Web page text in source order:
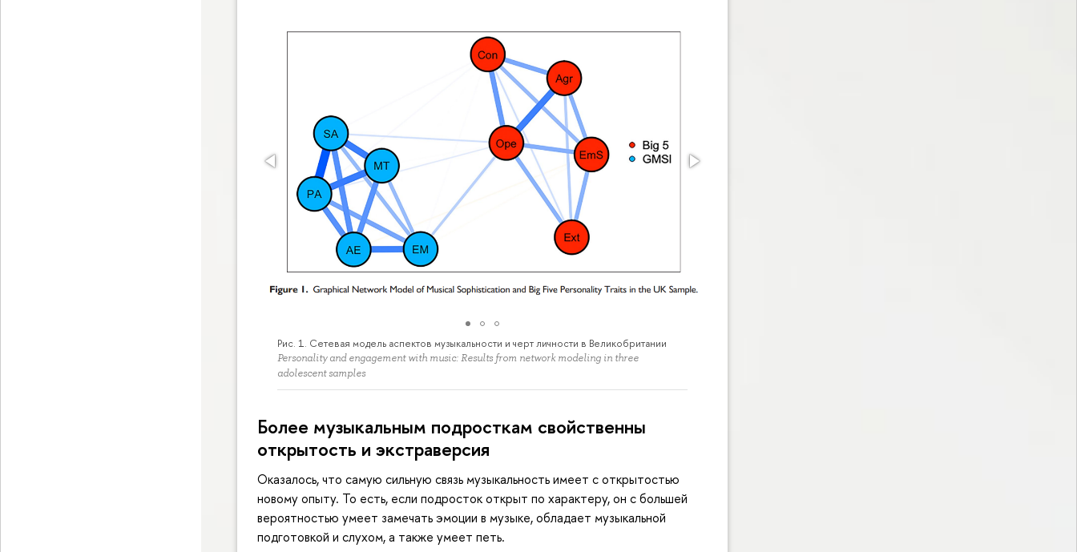
Рис. 1. Сетевая модель аспектов музыкальности и черт личности в Великобритании
Personality and engagement with music: Results from network modeling in three
adolescent samples
Более музыкальным подросткам свойственны
открытость и экстраверсия
Оказалось, что самую сильную связь музыкальность имеет с открытостью
новому опыту. То есть, если подросток открыт по характеру, он с большей
вероятностью умеет замечать эмоции в музыке, обладает музыкальной
подготовкой и слухом, а также умеет петь.